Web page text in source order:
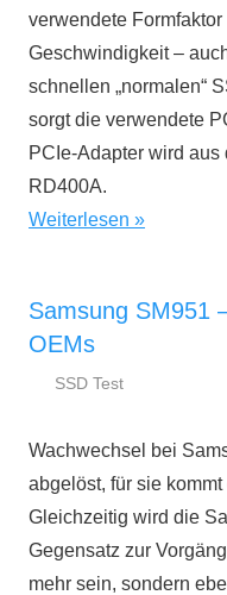
verwendete
Geschwindigkeit –
schnellen „normalen“
sorgt die verwendete
PCIe-Adapter wird
RD400A.
Weiterlesen
Samsung SM951
OEMs
November
ratgeber.de
SSD Test
Wachwechsel bei
abgelöst, für sie
Gleichzeitig wird die
Gegensatz zur
mehr sein, sondern